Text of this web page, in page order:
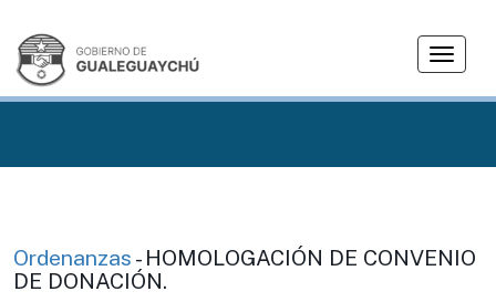
T
g
v
Ordenanzas - HOMOLOGACIÓN DE CONVENIO
DE DONACIÓN.